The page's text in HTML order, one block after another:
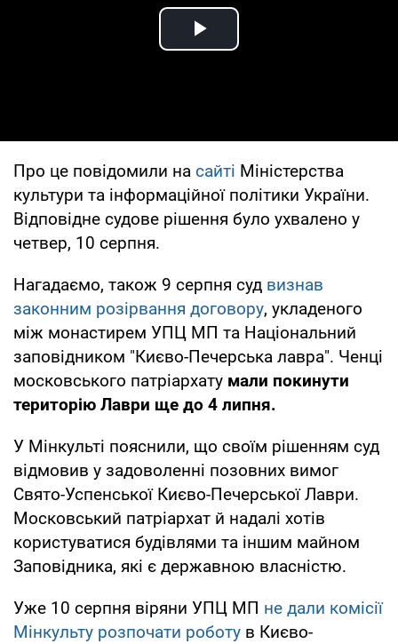
Play Video
Про це повідомили на сайті Міністерства
культури та інформаційної політики України.
Відповідне судове рішення було ухвалено у
четвер, 10 серпня.
Нагадаємо, також 9 серпня суд визнав
законним розірвання договору, укладеного
між монастирем УПЦ МП та Національний
заповідником "Києво-Печерська лавра". Ченці
московського патріархату мали покинути
територію Лаври ще до 4 липня.
У Мінкульті пояснили, що своїм рішенням суд
відмовив у задоволенні позовних вимог
Свято-Успенської Києво-Печерської Лаври.
Московський патріархат й надалі хотів
користуватися будівлями та іншим майном
Заповідника, які є державною власністю.
Уже 10 серпня віряни УПЦ МП не дали комісії
Мінкульту розпочати роботу в Києво-